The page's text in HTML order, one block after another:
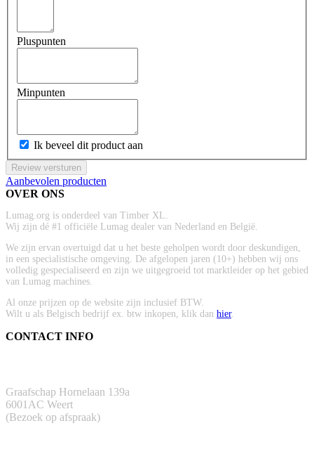
Pluspunten
Minpunten
Ik beveel dit product aan
Review versturen
Aanbevolen producten
OVER ONS
Lumag.org is onderdeel van Timber XL.
Wij zijn dé #1 officiële Lumag dealer van Nederland en België.
We zijn ervan overtuigd dat u het beste geholpen wordt door deskundigen,
in een specialistische omgeving. De afgelopen jaren (10+) hebben wij ons
volledig gespecialiseerd en zijn we uitgegroeid tot marktleider op het gebied
van Lumag machines.
Al onze prijzen op de website zijn inclusief BTW.
Wilt u als Belgisch bedrijf ex. btw inkopen, klik dan hier.
CONTACT INFO
Graafschap Hornelaan 139a
6001AC Weert
(Bezoek op afspraak)